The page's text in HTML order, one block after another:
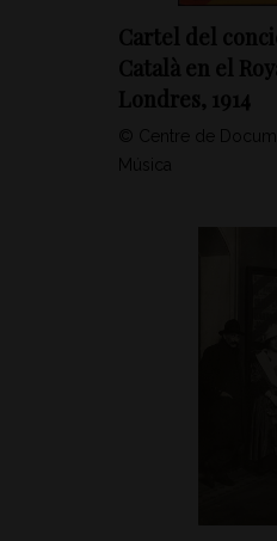
Cartel del
Català en el
Londres, 1914
© Centre de
Música